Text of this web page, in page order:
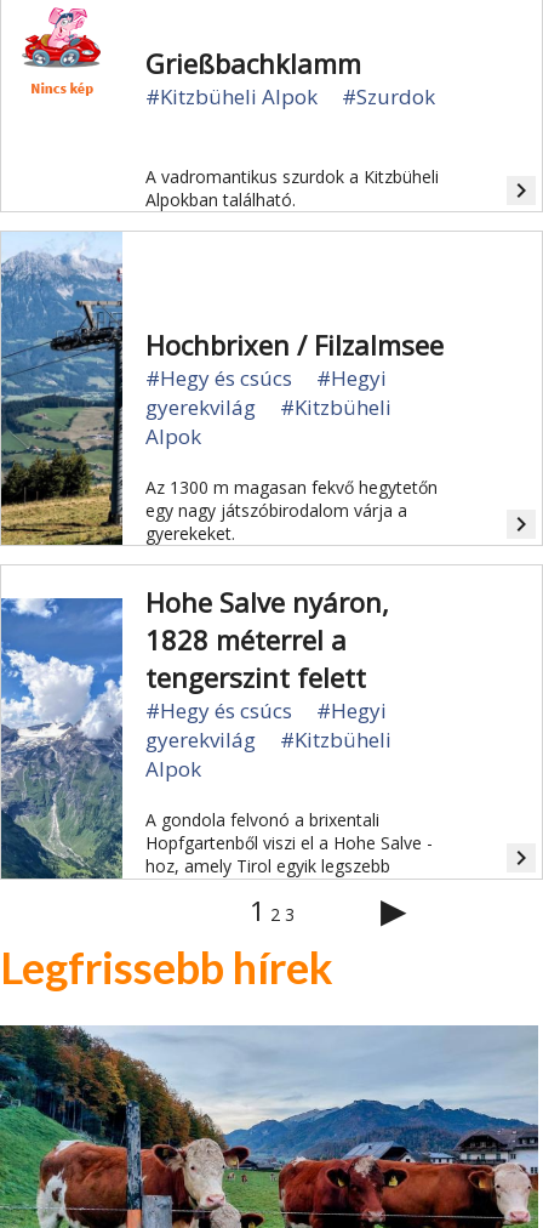
Grießbachklamm
#Kitzbüheli Alpok #Szurdok
A vadromantikus szurdok a Kitzbüheli
Alpokban található.
navigate_next
Hochbrixen / Filzalmsee
#Hegy és csúcs
#Hegyi
gyerekvilág
#Kitzbüheli
Alpok
Az 1300 m magasan fekvő hegytetőn
egy nagy játszóbirodalom várja a
gyerekeket.
navigate_next
Hohe Salve nyáron,
1828 méterrel a
tengerszint felett
#Hegy és csúcs
#Hegyi
gyerekvilág
#Kitzbüheli
Alpok
A gondola felvonó a brixentali
Hopfgartenből viszi el a Hohe Salve -
hoz, amely Tirol egyik legszebb
hegycsúcsról (1.828 m) felejthetetlen
háromezer méter magas hegyre.
navigate_next
1 2 3 ▶
Legfrissebb hírek